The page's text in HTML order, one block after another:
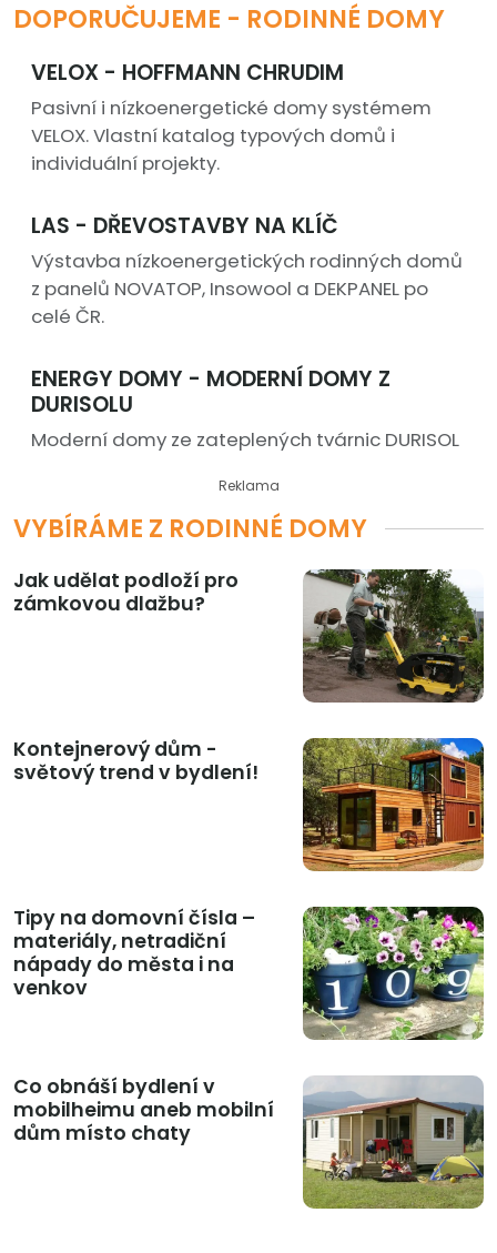
DOPORUČUJEME - RODINNÉ DOMY
VELOX - HOFFMANN CHRUDIM
Pasivní i nízkoenergetické domy systémem
VELOX. Vlastní katalog typových domů i
individuální projekty.
LAS - DŘEVOSTAVBY NA KLÍČ
Výstavba nízkoenergetických rodinných domů
z panelů NOVATOP, Insowool a DEKPANEL po
celé ČR.
ENERGY DOMY - MODERNÍ DOMY Z
DURISOLU
Moderní domy ze zateplených tvárnic DURISOL
Reklama
VYBÍRÁME Z RODINNÉ DOMY
Jak udělat podloží pro
zámkovou dlažbu?
Kontejnerový dům -
světový trend v bydlení!
Tipy na domovní čísla –
materiály, netradiční
nápady do města i na
venkov
Co obnáší bydlení v
mobilheimu aneb mobilní
dům místo chaty